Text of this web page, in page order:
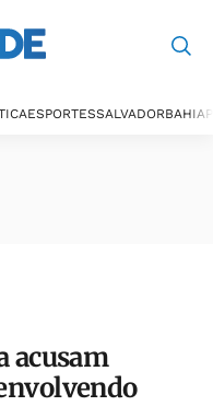
ESPORTESSALVADORBAHIA
acusam